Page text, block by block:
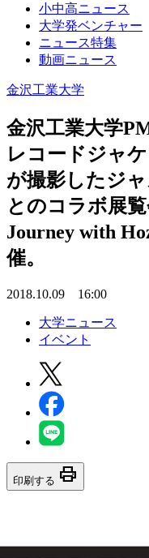
小中高ニュース
大学発ベンチャー
ニュース特集
動画ニュース
金沢工業大学
金沢工業大学
レコードジャ
が撮影したジ
とのコラボ展
Journey with
催。
2018.10.09 16:00
大学ニュース
イベント
印刷する print